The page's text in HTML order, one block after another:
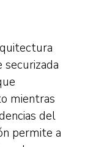
mientras
del
permite a